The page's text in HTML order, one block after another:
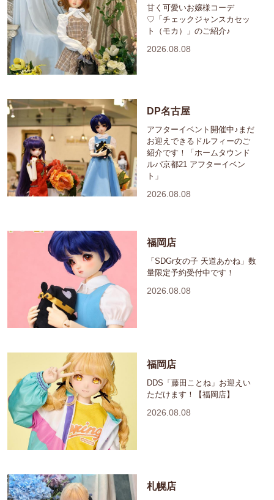
甘く可愛いお嬢様コーデ
♡「チェックジャンスカセッ
ト（モカ）」のご紹介♪
2026.08.08
DP名古屋
アフターイベント開催中♪まだ
お迎えできるドルフィーのご
紹介です！「ホームタウンド
ルパ京都21 アフターイベン
ト」
2026.08.08
福岡店
「SDGr女の子 天道あかね」数
量限定予約受付中です！
2026.08.08
福岡店
DDS「藤田ことね」お迎えい
ただけます！【福岡店】
2026.08.08
札幌店